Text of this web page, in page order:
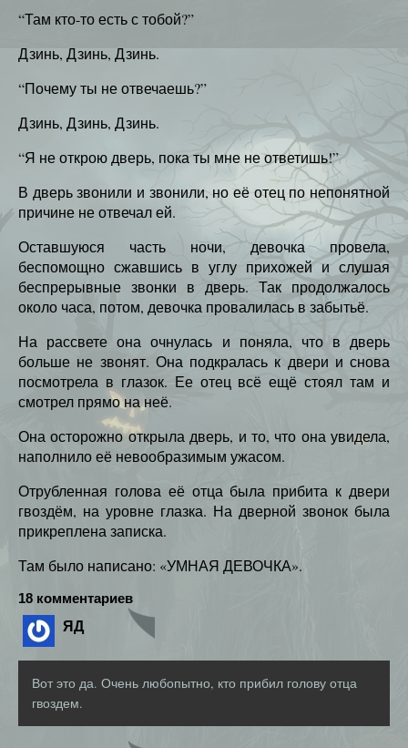
“Там кто-то есть с тобой?”
Дзинь, Дзинь, Дзинь.
“Почему ты не отвечаешь?”
Дзинь, Дзинь, Дзинь.
“Я не открою дверь, пока ты мне не ответишь!”
В дверь звонили и звонили, но её отец по непонятной
причине не отвечал ей.
Оставшуюся часть ночи, девочка провела,
беспомощно сжавшись в углу прихожей и слушая
беспрерывные звонки в дверь. Так продолжалось
около часа, потом, девочка провалилась в забытьё.
На рассвете она очнулась и поняла, что в дверь
больше не звонят. Она подкралась к двери и снова
посмотрела в глазок. Ее отец всё ещё стоял там и
смотрел прямо на неё.
Она осторожно открыла дверь, и то, что она увидела,
наполнило её невообразимым ужасом.
Отрубленная голова её отца была прибита к двери
гвоздём, на уровне глазка. На дверной звонок была
прикреплена записка.
Там было написано: «УМНАЯ ДЕВОЧКА».
18 комментариев
ЯД
Вот это да. Очень любопытно, кто прибил голову отца
гвоздем.